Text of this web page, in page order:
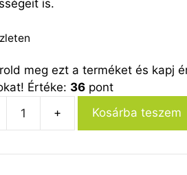
is.
meg ezt a terméket és kapj
Értéke: 36 pont
Kosárba teszem